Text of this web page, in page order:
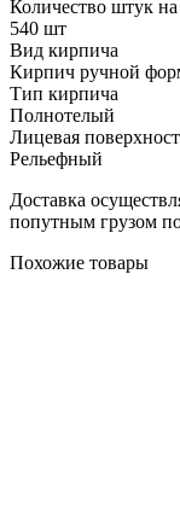
Количество штук
540 шт
Вид кирпича
Кирпич ручной
Тип кирпича
Полнотелый
Лицевая
Рельефный
Доставка
попутным грузом
Похожие товары